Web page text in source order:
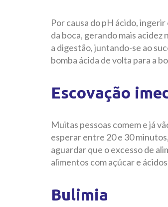
Por causa do pH ácido,
da boca, gerando mais
a digestão, juntando-se ao
bomba ácida de volta para a
Escovação
Muitas pessoas comem e já
esperar entre 20 e 30
aguardar que o excesso de
alimentos com açúcar e
Bulimia